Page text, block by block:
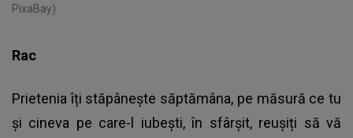
PixaBay)
Rac
Prietenia îți stăpânește săptămâna, pe măsură ce tu
și cineva pe care-l iubești, în sfârșit, reușiți să vă